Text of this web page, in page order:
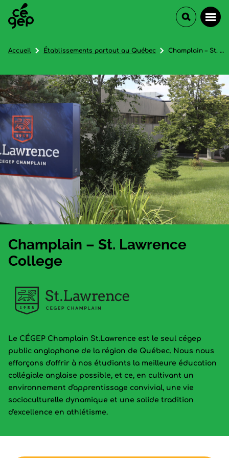
Champlain – St. Lawrence
College
Le CÉGEP Champlain St.Lawrence est le seul cégep
public anglophone de la région de Québec. Nous nous
efforçons d'offrir à nos étudiants la meilleure éducation
collégiale anglaise possible, et ce, en cultivant un
environnement d'apprentissage convivial, une vie
socioculturelle dynamique et une solide tradition
d'excellence en athlétisme.
Accueil Établissements partout au Québec Champlain – St. Lawrence College